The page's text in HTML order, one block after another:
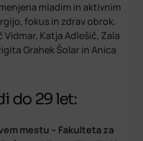
mladim in aktivnim
fokus in zdrav obrok.
Katja Adlešič, Zala
Grahek Šolar in Anica
do 29 let:
mestu – Fakulteta za